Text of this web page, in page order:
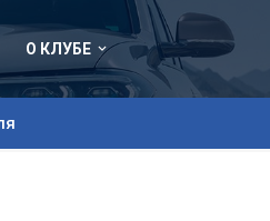
О КЛУБЕ